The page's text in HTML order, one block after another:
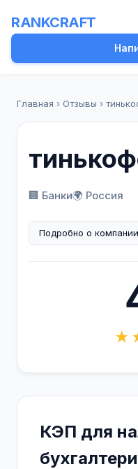
RANKCRAFT
Главная › Отзывы ›
🏢 Банки🌍 Россия
Подробно о компании
КЭП для